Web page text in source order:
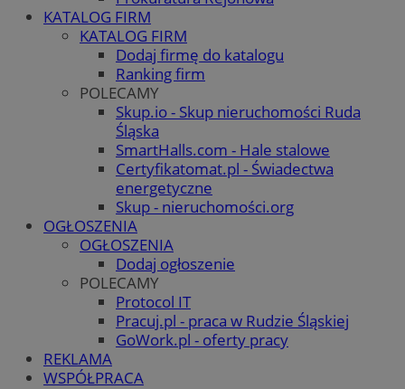
KATALOG FIRM
KATALOG FIRM
Dodaj firmę do katalogu
Ranking firm
POLECAMY
Skup.io - Skup nieruchomości Ruda
Śląska
SmartHalls.com - Hale stalowe
Certyfikatomat.pl - Świadectwa
energetyczne
Skup - nieruchomości.org
OGŁOSZENIA
OGŁOSZENIA
Dodaj ogłoszenie
POLECAMY
Protocol IT
Pracuj.pl - praca w Rudzie Śląskiej
GoWork.pl - oferty pracy
REKLAMA
WSPÓŁPRACA